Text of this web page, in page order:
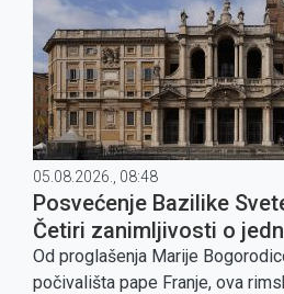
05.08.2026., 08:48
Posvećenje Bazilike
Četiri zanimljivosti o
marijanskih crkava
Od proglašenja Marije
počivališta pape Franje, ova